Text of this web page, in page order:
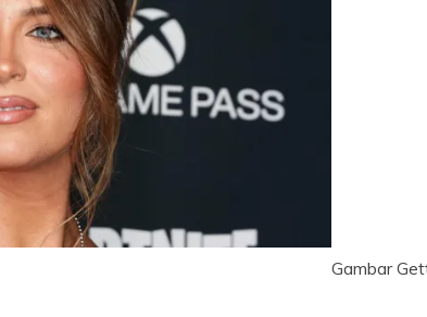
Gambar